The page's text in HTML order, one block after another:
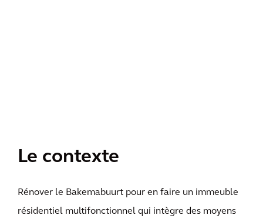
Le contexte
Rénover le Bakemabuurt pour en faire un immeuble
résidentiel multifonctionnel qui intègre des moyens